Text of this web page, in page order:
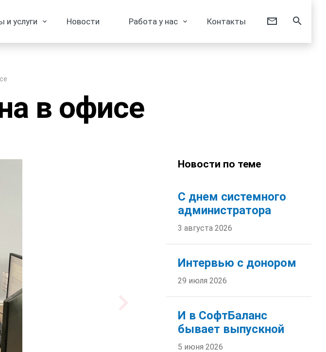
и услуги Новости Работа у нас Контакты
в офисе
Новости по теме
С днем системного
администратора
3 августа 2026
Интервью с донором
29 июля 2026
И в СофтБаланс
бывает выпускной
5 июня 2026